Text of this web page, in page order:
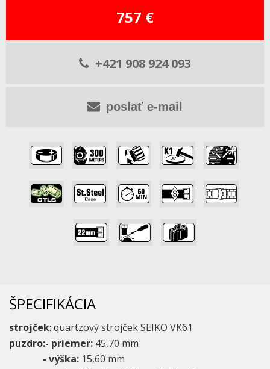
757 €
+421 908 924 093
poslať e-mail
ŠPECIFIKÁCIA
strojček: quartzový strojček SEIKO VK61
puzdro:- priemer: 45,70 mm
- výška: 15,60 mm